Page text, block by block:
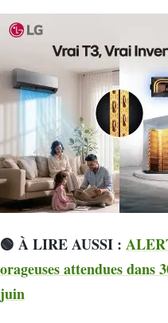
🟢 À LIRE AUSSI :
orageuses attendues dans
juin